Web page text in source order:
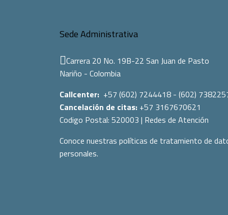
Sede Administrativa
Carrera 20 No. 19B-22 San Juan de Pasto
Nariño - Colombia
Callcenter: +57 (602) 7244418 - (602)
Cancelación de citas: +57 3167670621
Codigo Postal: 520003 | Redes de Atención
Conoce nuestras políticas de tratamiento de
personales.